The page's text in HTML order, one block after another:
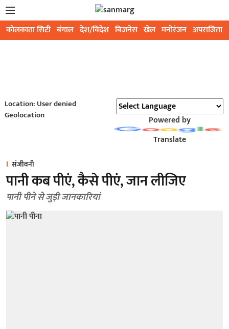
कोलकाता सिटी बंगाल देश/विदेश बिजनेस खेल मनोरंजन अपराजिता
Location: User denied
Geolocation
Powered by
Translate
संजीवनी
पानी कब पीएं, कैसे पीएं, जान लीजिए
पानी पीने से जुड़ी जानकारियां